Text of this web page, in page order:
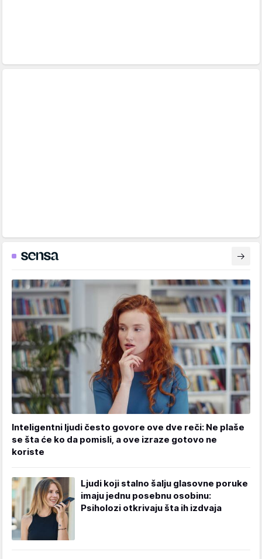
Inteligentni ljudi često govore ove dve reči: Ne plaše
se šta će ko da pomisli, a ove izraze gotovo ne
koriste
Ljudi koji stalno šalju glasovne poruke
imaju jednu posebnu osobinu:
Psiholozi otkrivaju šta ih izdvaja